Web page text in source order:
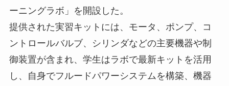
ーニングラボ」を開設した。
提供された実習キットには、モータ、ポンプ、コ
ントロールバルブ、シリンダなどの主要機器や制
御装置が含まれ、学生はラボで最新キットを活用
し、自身でフルードパワーシステムを構築、機器